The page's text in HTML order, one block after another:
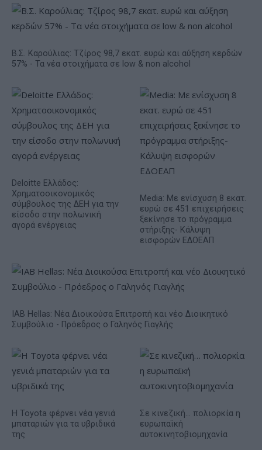
Β.Σ. Καρούλιας: Τζίρος 98,7 εκατ. ευρώ και αύξηση κερδών
57% - Τα νέα στοιχήματα σε low & non alcohol
Deloitte Ελλάδος:
Χρηματοοικονομικός
σύμβουλος της ΔΕΗ για την
είσοδο στην πολωνική
αγορά ενέργειας
Media: Με ενίσχυση 8 εκατ.
ευρώ σε 451 επιχειρήσεις
ξεκίνησε το πρόγραμμα
στήριξης- Κάλυψη
εισφορών ΕΔΟΕΑΠ
IAB Hellas: Νέα Διοικούσα Επιτροπή και νέο Διοικητικό
Συμβούλιο - Πρόεδρος ο Γαληνός Γιαγλής
Η Toyota φέρνει νέα γενιά
μπαταριών για τα υβριδικά
της
Σε κινεζική… πολιορκία η
ευρωπαϊκή
αυτοκινητοβιομηχανία